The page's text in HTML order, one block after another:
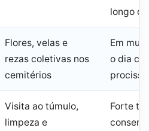
longo
Flores, velas e
rezas coletivas nos
cemitérios
Em
o dia
Visita ao túmulo,
limpeza e
Forte